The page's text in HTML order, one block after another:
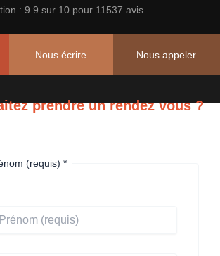
: 9.9 sur 10 pour 11537 avis.
Nous écrire Nous appeler
prendre un rendez vous ?
(requis) *